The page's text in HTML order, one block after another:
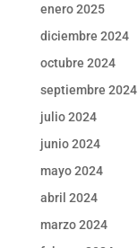
enero 2025
diciembre 2024
octubre 2024
septiembre 2024
julio 2024
junio 2024
mayo 2024
abril 2024
marzo 2024